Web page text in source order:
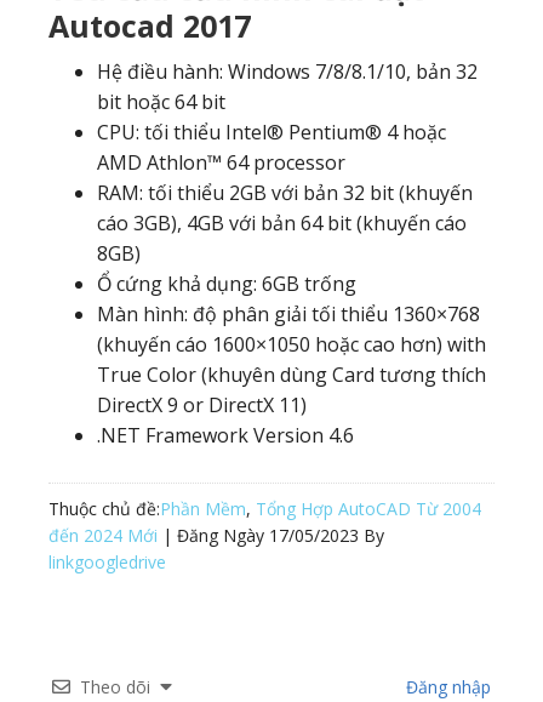
Autocad 2017
Hệ điều hành: Windows 7/8/8.1/10, bản 32
bit hoặc 64 bit
CPU: tối thiểu Intel® Pentium® 4 hoặc
AMD Athlon™ 64 processor
RAM: tối thiểu 2GB với bản 32 bit (khuyến
cáo 3GB), 4GB với bản 64 bit (khuyến cáo
8GB)
Ổ cứng khả dụng: 6GB trống
Màn hình: độ phân giải tối thiểu 1360×768
(khuyến cáo 1600×1050 hoặc cao hơn) with
True Color (khuyên dùng Card tương thích
DirectX 9 or DirectX 11)
.NET Framework Version 4.6
Thuộc chủ đề:Phần Mềm, Tổng Hợp AutoCAD Từ 2004
đến 2024 Mới | Đăng Ngày 17/05/2023 By
linkgoogledrive
Theo dõi Đăng nhập